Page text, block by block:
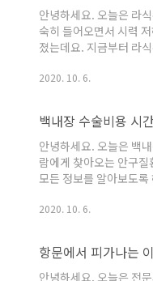
안녕하세요. 오늘은 라
숙히 들어오면서 시력
졌는데요. 지금부터 라
니다. 라식수술은 눈의
2020. 10. 6.
백내장 수술비용 시
안녕하세요. 오늘은 백
람에게 찾아오는 안구
모든 정보를 알아보도
차지하지만, 사람에 따
2020. 10. 6.
항문에서 피가나는
안녕하세요. 오늘은 전